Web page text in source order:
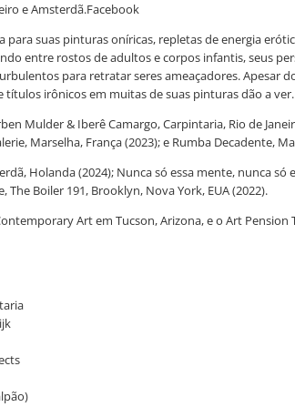
e Amsterdã.Facebook
suas pinturas oníricas, repletas de energia
entre rostos de adultos e corpos infantis, seus
para retratar seres ameaçadores. Apesar
irônicos em muitas de suas pinturas dão a ver.
Mulder & Iberê Camargo, Carpintaria, Rio de
Marselha, França (2023); e Rumba Decadente,
Holanda (2024); Nunca só essa mente, nunca só
The Boiler 191, Brooklyn, Nova York, EUA (2022).
Art em Tucson, Arizona, e o Art